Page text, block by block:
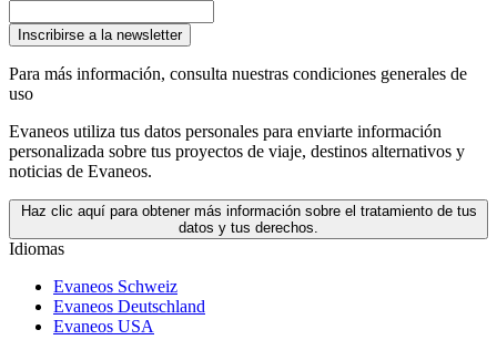
Inscribirse a la newsletter
Para más información, consulta nuestras condiciones generales de
uso
Evaneos utiliza tus datos personales para enviarte información
personalizada sobre tus proyectos de viaje, destinos alternativos y
noticias de Evaneos.
Haz clic aquí para obtener más información sobre el tratamiento de tus
datos y tus derechos.
Idiomas
Evaneos Schweiz
Evaneos Deutschland
Evaneos USA